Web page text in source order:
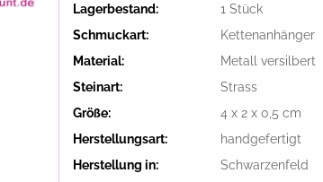
Lagerbestand: 1Stück
Schmuckart:
Kettenanhänger
Material:
Metall versilbert
Steinart:
Strass
Größe:
4 x 2 x 0,5 cm
Herstellungsart:
handgefertigt
Herstellung in:
Schwarzenfeld